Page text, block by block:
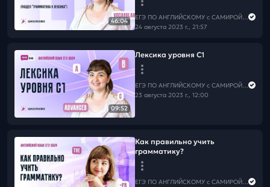
46:04
ЕГЭ ПО АНГЛИЙСКОМУ с САМИРОЙ COOLешовой
24 августа 2023 г., 21:57
09:52
Лексика уровня С1
ЕГЭ ПО АНГЛИЙСКОМУ с САМИРОЙ COOLешовой
23 августа 2023 г., 12:00
Как правильно учить
грамматику?
ЕГЭ ПО АНГЛИЙСКОМУ с САМИРОЙ COOLешовой